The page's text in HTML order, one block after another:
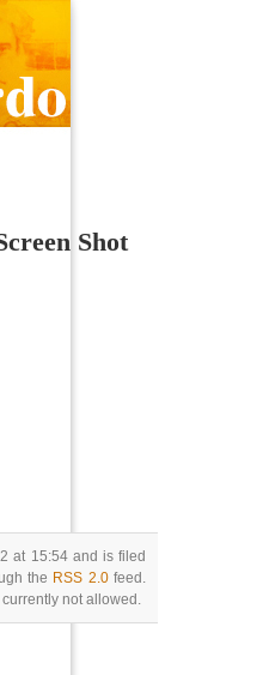
Shot
at 15:54 and is filed
the RSS 2.0feed.
not allowed.